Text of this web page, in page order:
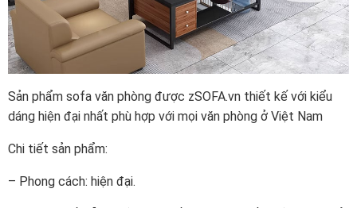
Sản phẩm sofa văn phòng được zSOFA.vn thiết kế với kiểu
dáng hiện đại nhất phù hợp với mọi văn phòng ở Việt Nam
Chi tiết sản phẩm:
– Phong cách: hiện đại.